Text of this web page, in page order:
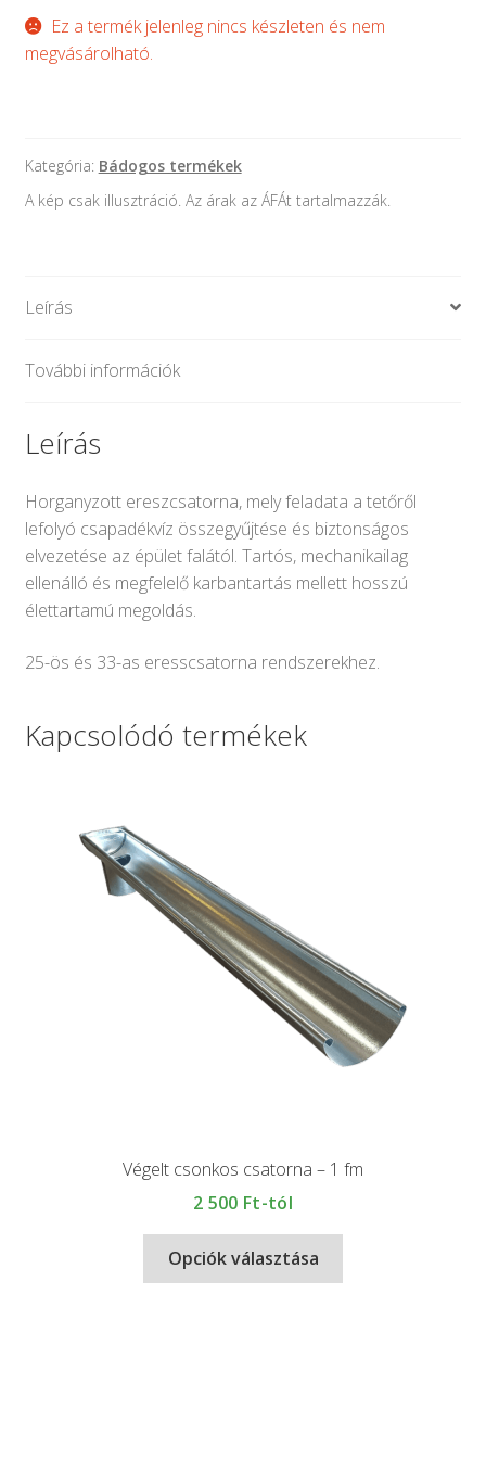
Ez a termék jelenleg nincs készleten és nem
megvásárolható.
Kategória: Bádogos termékek
A kép csak illusztráció. Az árak az ÁFÁt tartalmazzák.
Leírás
További információk
Leírás
Horganyzott ereszcsatorna, mely feladata a tetőről
lefolyó csapadékvíz összegyűjtése és biztonságos
elvezetése az épület falától. Tartós, mechanikailag
ellenálló és megfelelő karbantartás mellett hosszú
élettartamú megoldás.
25-ös és 33-as eresscsatorna rendszerekhez.
Kapcsolódó termékek
Végelt csonkos csatorna – 1 fm
2 500 Ft-tól
Opciók választása